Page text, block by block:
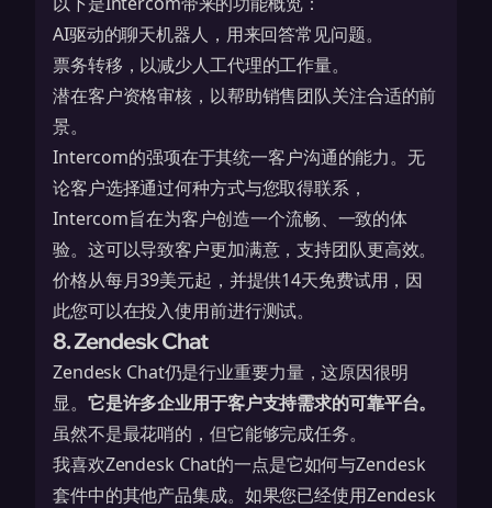
AI驱动的聊天机器人，用来回答常见问题。
票务转移，以减少人工代理的工作量。
潜在客户资格审核，以帮助销售团队关注合适的前
景。
Intercom的强项在于其统一客户沟通的能力。无
论客户选择通过何种方式与您取得联系，
Intercom旨在为客户创造一个流畅、一致的体
验。这可以导致客户更加满意，支持团队更高效。
价格从每月39美元起，并提供14天免费试用，因
此您可以在投入使用前进行测试。
8. Zendesk Chat
Zendesk Chat仍是行业重要力量，这原因很明
显。 它是许多企业用于客户支持需求的可靠平台。
虽然不是最花哨的，但它能够完成任务。
我喜欢Zendesk Chat的一点是它如何与Zendesk
套件中的其他产品集成。如果您已经使用Zendesk